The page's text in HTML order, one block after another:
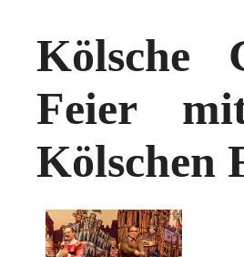
Kölsche
Feier
Kölschen